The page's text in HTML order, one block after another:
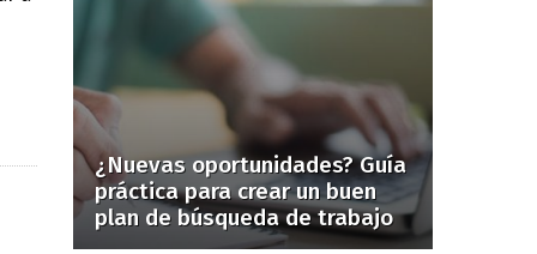
¿Nuevas oportunidades? Guía
práctica para crear un buen
plan de búsqueda de trabajo